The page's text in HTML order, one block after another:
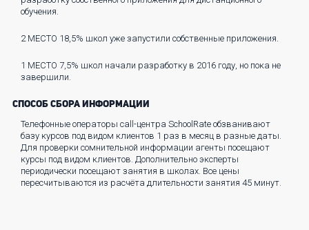
обучения.
2 МЕСТО 18,5% школ уже запустили собственные приложения.
1 МЕСТО 7,5% школ начали разработку в 2016 году, но пока не
завершили.
СПОСОБ СБОРА ИНФОРМАЦИИ
Телефонные операторы call-центра SchoolRate обзванивают
базу курсов под видом клиентов 1 раз в месяц в разные даты.
Для проверки сомнительной информации агенты посещают
курсы под видом клиентов. Дополнительно эксперты
периодически посещают занятия в школах. Все цены
пересчитываются из расчёта длительности занятия 45 минут.